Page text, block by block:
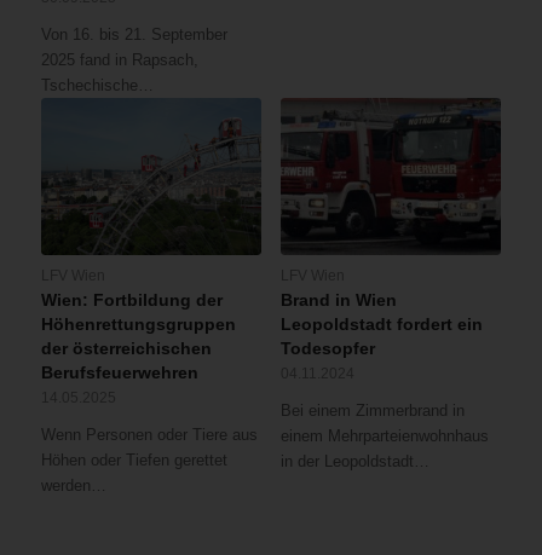
Von 16. bis 21. September
2025 fand in Rapsach,
Tschechische…
Wien: Fortbildung der
Höhenrettungsgruppen
der österreichischen
Berufsfeuerwehren
Wenn Personen oder Tiere aus
Höhen oder Tiefen gerettet
werden…
Brand in Wien
Leopoldstadt fordert ein
Todesopfer
Bei einem Zimmerbrand in
einem Mehrparteienwohnhaus
in der Leopoldstadt…